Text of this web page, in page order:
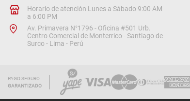
Horario de atención Lunes a Sábado 9:00 AM
a 6:00 PM
Av. Primavera N°1796 - Oficina #501 Urb.
Centro Comercial de Monterrico - Santiago de
Surco - Lima - Perú
PAGO SEGURO
GARANTIZADO